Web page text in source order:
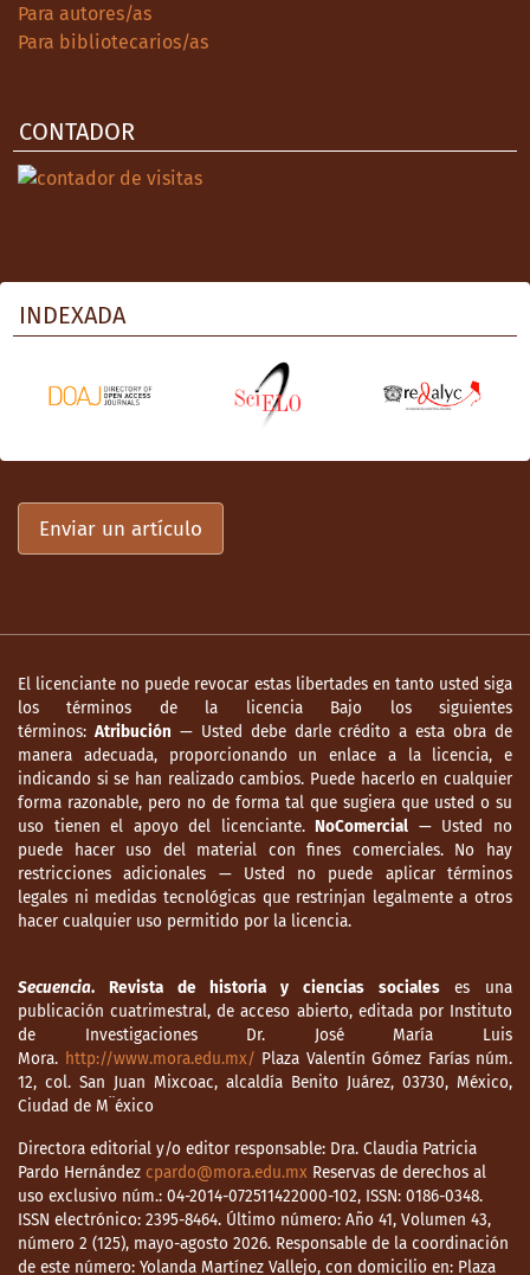
Para autores/as
Para bibliotecarios/as
CONTADOR
INDEXADA
Enviar un artículo
El licenciante no puede revocar estas libertades en tanto usted siga
los términos de la licencia Bajo los siguientes
términos: Atribución — Usted debe darle crédito a esta obra de
manera adecuada, proporcionando un enlace a la licencia, e
indicando si se han realizado cambios. Puede hacerlo en cualquier
forma razonable, pero no de forma tal que sugiera que usted o su
uso tienen el apoyo del licenciante.NoComercial — Usted no
puede hacer uso del material con fines comerciales. No hay
restricciones adicionales — Usted no puede aplicar términos
legales ni medidas tecnológicas que restrinjan legalmente a otros
hacer cualquier uso permitido por la licencia.
Secuencia. Revista de historia y ciencias socialeses una
publicación cuatrimestral, de acceso abierto, editada por Instituto
de Investigaciones Dr. José María Luis
Mora. http://www.mora.edu.mx/ Plaza Valentín Gómez Farías núm.
12, col. San Juan Mixcoac, alcaldía Benito Juárez, 03730, México,
Ciudad de M¨éxico
Directora editorial y/o editor responsable: Dra. Claudia Patricia
Pardo Hernández cpardo@mora.edu.mx Reservas de derechos al
uso exclusivo núm.: 04-2014-072511422000-102, ISSN: 0186-0348.
ISSN electrónico: 2395-8464. Último número: Año 41, Volumen 43,
número 2 (125), mayo-agosto 2026. Responsable de la coordinación
de este número: Yolanda Martínez Vallejo, con domicilio en: Plaza